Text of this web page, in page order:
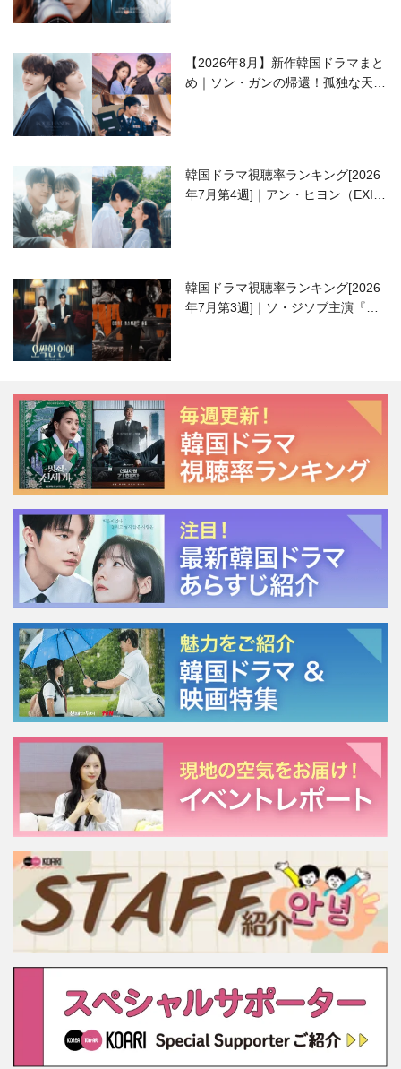
【2026年8月】新作韓国ドラマまと
め｜ソン・ガンの帰還！孤独な天才
韓国ドラマ視聴率ランキング[2026
年7月第4週]｜アン・ヒヨン（EXID
韓国ドラマ視聴率ランキング[2026
年7月第3週]｜ソ・ジソブ主演『エ